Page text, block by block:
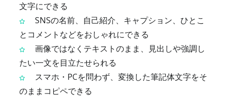
文字にできる
SNSの名前、自己紹介、キャプション、ひとこ
とコメントなどをおしゃれにできる
画像ではなくテキストのまま、見出しや強調し
たい一文を目立たせられる
スマホ・PCを問わず、変換した筆記体文字をそ
のままコピペできる